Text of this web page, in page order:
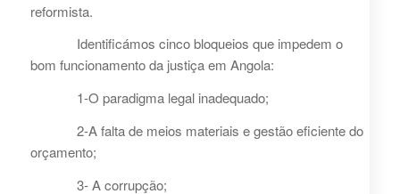
reformista.
Identificámos cinco bloqueios que impedem o
bom funcionamento da justiça em Angola:
1-O paradigma legal inadequado;
2-A falta de meios materiais e gestão eficiente do
orçamento;
3- A corrupção;